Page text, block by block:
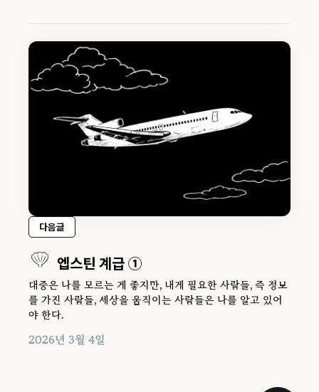
다음글
엡스틴 계급 ①
대중은 나를 모르는 게 좋지만, 내게 필요한 사람들, 즉 정보
를 가진 사람들, 세상을 움직이는 사람들은 나를 알고 있어
야 한다.
2026년 3월 4일